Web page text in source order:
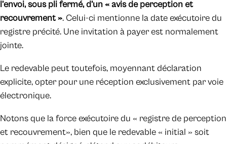
l’envoi, sous pli fermé, d’un « avis de perception et
recouvrement ». Celui-ci mentionne la date exécutoire du
registre précité. Une invitation à payer est normalement
jointe.
Le redevable peut toutefois, moyennant déclaration
explicite, opter pour une réception exclusivement par voie
électronique.
Notons que la force exécutoire du « registre de perception
et recouvrement», bien que le redevable « initial » soit